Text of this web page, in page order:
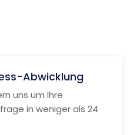
Abwicklung
uns um Ihre
in weniger als 24